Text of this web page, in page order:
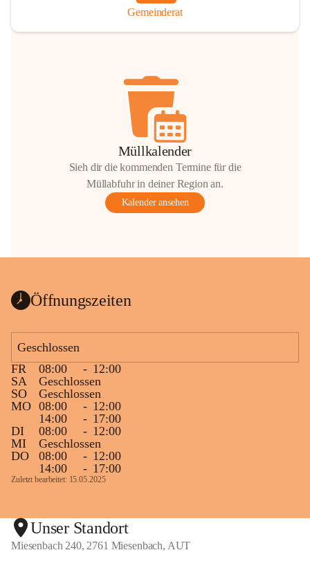
Gemeinderat
Müllkalender
Sieh dir die kommenden Termine für die
Müllabfuhr in deiner Region an.
Kalender ansehen
Öffnungszeiten
Geschlossen
FR
08:00 - 12:00
SA
Geschlossen
SO
Geschlossen
MO 08:00 - 12:00
14:00
- 17:00
DI
08:00 - 12:00
MI
Geschlossen
DO
08:00 - 12:00
14:00
- 17:00
Zuletzt bearbeitet: 15.05.2025
Unser Standort
Miesenbach 240, 2761 Miesenbach, AUT